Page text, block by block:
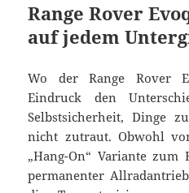
Range Rover
auf jedem
Wo der Range Rover
Eindruck den
Selbstsicherheit, Dinge
nicht zutraut. Obwohl
„Hang-On“ Variante
permanenter